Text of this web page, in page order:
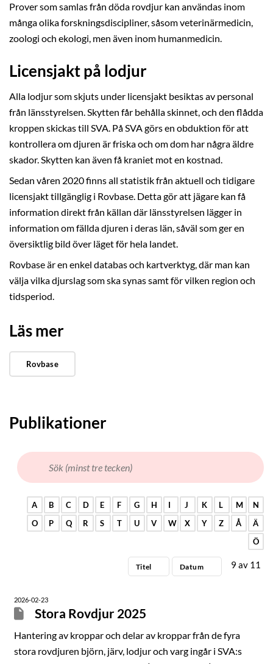
Prover som samlas från döda rovdjur kan användas inom
många olika forskningsdiscipliner, såsom veterinärmedicin,
zoologi och ekologi, men även inom humanmedicin.
Licensjakt på lodjur
Alla lodjur som skjuts under licensjakt besiktas av personal
från länsstyrelsen. Skytten får behålla skinnet, och den flådda
kroppen skickas till SVA. På SVA görs en obduktion för att
kontrollera om djuren är friska och om dom har några äldre
skador. Skytten kan även få kraniet mot en kostnad.
Sedan våren 2020 finns all statistik från aktuell och tidigare
licensjakt tillgänglig i Rovbase. Detta gör att jägare kan få
information direkt från källan där länsstyrelsen lägger in
information om fällda djuren i deras län, såväl som ger en
översiktlig bild över läget för hela landet.
Rovbase är en enkel databas och kartverktyg, där man kan
välja vilka djurslag som ska synas samt för vilken region och
tidsperiod.
Läs mer
Rovbase
Publikationer
A B C D E F G H I J K L M
N
O
P Q R S T U V W X Y Z Å
Ä
Ö
Titel Datum 9 av 11
2026-02-23
Stora Rovdjur 2025
Hantering av kroppar och delar av kroppar från de fyra
stora rovdjuren björn, järv, lodjur och varg ingår i SVA:s